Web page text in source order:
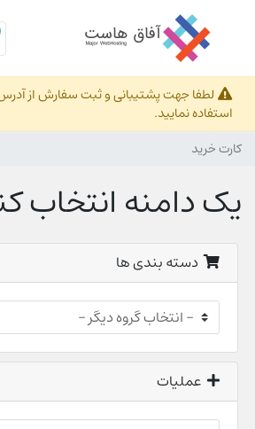
لطفا جهت پشتیبانی و ثبت سفارش از
استفاده نمایید.
کارت خرید
یک دامنه انتخاب
دسته بندی ها
عملیات